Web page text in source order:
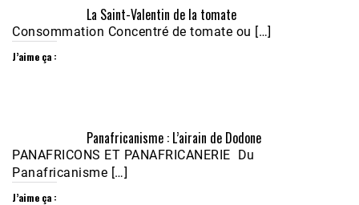
Nobana (Podologue)
Feb 24, 2021 • 28mnLa Saint-Valentin de la tomate
Consommation Concentré de tomate ou […]
J’aime ça :
Panafricanisme : L’airain de Dodone
PANAFRICONS ET PANAFRICANERIE Du
Panafricanisme […]
J’aime ça :